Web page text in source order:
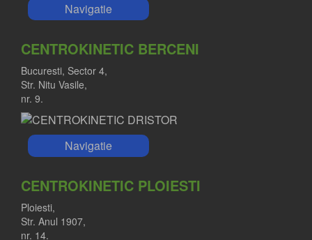
Navigatie
CENTROKINETIC BERCENI
Bucuresti, Sector 4,
Str. Nitu Vasile,
nr. 9.
Navigatie
CENTROKINETIC PLOIESTI
Ploiesti,
Str. Anul 1907,
nr. 14.